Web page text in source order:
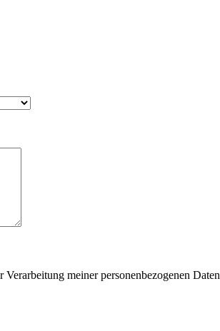
Verarbeitung meiner personenbezogenen Daten